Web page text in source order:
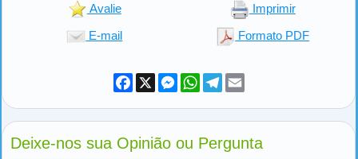
Avalie Imprimir
E-mail Formato PDF
Facebook
X Messenger
WhatsApp
Telegram
Deixe-nos sua Opinião ou Pergunta